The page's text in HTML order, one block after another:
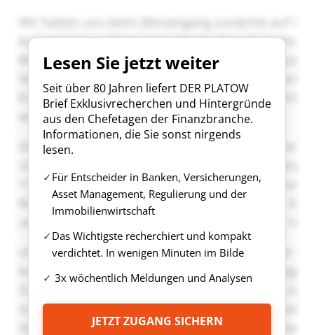
Lesen Sie jetzt weiter
Seit über 80 Jahren liefert DER PLATOW
Brief Exklusivrecherchen und Hintergründe
aus den Chefetagen der Finanzbranche.
Informationen, die Sie sonst nirgends
lesen.
Für Entscheider in Banken, Versicherungen,
Asset Management, Regulierung und der
Immobilienwirtschaft
Das Wichtigste recherchiert und kompakt
verdichtet. In wenigen Minuten im Bilde
3x wöchentlich Meldungen und Analysen
JETZT ZUGANG SICHERN